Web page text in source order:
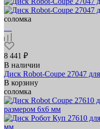
соломка
8 441 ₽
В наличии
Диск Robot-Coupe 27047
В корзину
соломка